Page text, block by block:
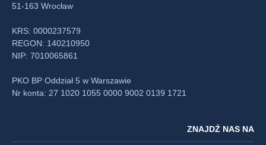
51-163 Wrocław
KRS: 0000237579
REGON: 140210950
NIP: 7010065861
PKO BP Oddział 5 w Warszawie
Nr konta: 27 1020 1055 0000 9002 0139 1721
ZNAJDŹ NAS NA